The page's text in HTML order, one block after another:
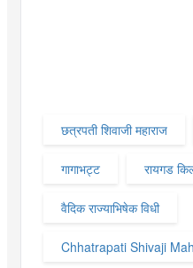
छत्रपती शिवाजी महाराज
गागाभट्ट रायगड
वैदिक राज्याभिषेक विधी
Chhatrapati Shivaji